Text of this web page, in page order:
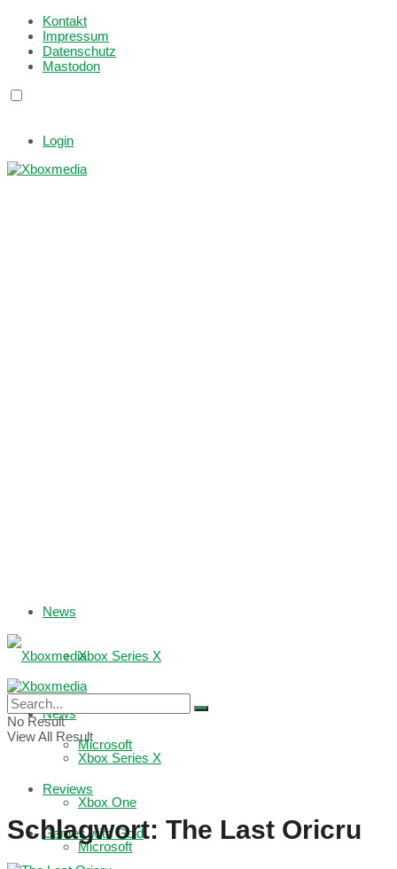
Kontakt
Impressum
Datenschutz
Mastodon
Login
News
Xbox Series X
Microsoft
Reviews
Games with Gold
News
Xbox Series X
Xbox One
Microsoft
No Result
View All Result
Schlagwort: The Last Oricru